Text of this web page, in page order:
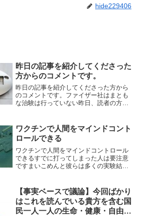
hide229406
昨日の記事を紹介してくださった
方からのコメントです。
昨日の記事を紹介してくださった方から
のコメントです。ファイザー社はまとも
な治験は行っていない昨日、読者の方か
ました。その記事を自動翻訳で日本語に
変換してからブログにコピ...
ワクチンで人間をマインドコント
ロールできる
ワクチンで人間をマインドコントロール
できるすでに打ってしまった人は要注意
ですまいこめんと彼らは多くの実験結果
ことが分かったので、ワクチンを利用し
て脳内に自己増殖型で自己...
【事実ベースで議論】今回ばかり
はこれを読んでいる貴方を含む国
民一人一人の生命・健康・自由が